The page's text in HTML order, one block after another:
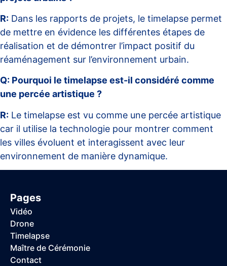
R: Dans les rapports de projets, le timelapse permet
de mettre en évidence les différentes étapes de
réalisation et de démontrer l’impact positif du
réaménagement sur l’environnement urbain.
Q: Pourquoi le timelapse est-il considéré comme
une percée artistique ?
R: Le timelapse est vu comme une percée artistique
car il utilise la technologie pour montrer comment
les villes évoluent et interagissent avec leur
environnement de manière dynamique.
Pages
Vidéo
Drone
Timelapse
Maître de Cérémonie
Contact